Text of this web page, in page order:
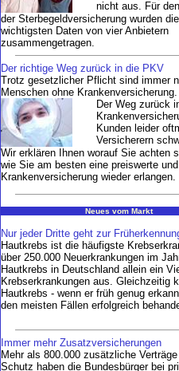
nicht aus. Für
der Sterbegeldversicherung wurden die
wichtigsten Daten von vier Anbietern
zusammengetragen.
Der richtige Weg zurück in die PKV
Trotz gesetzlicher Pflicht sind immer
Menschen ohne Krankenversicherung.
Der Weg zurück
Kunden leider
Versicherern
Wir erklären Ihnen worauf Sie achten
wie Sie am besten eine preiswerte
Krankenversicherung wieder erlangen.
Neues vom Markt
Nur jeder Dritte geht zur
Hautkrebs ist die häufigste
über 250.000 Neuerkrankungen im
Hautkrebs in Deutschland allein ein
Krebserkrankungen aus. Gleichzeitig
Hautkrebs - wenn er früh genug
den meisten Fällen erfolgreich
Immer mehr Zusatzversicherungen
Mehr als 800.000 zusätzliche
Schutz haben die Bundesbürger bei